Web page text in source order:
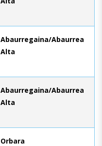
Abaurregaina/Abaurrea
Alta
Abaurregaina/Abaurrea
Alta
Orbara